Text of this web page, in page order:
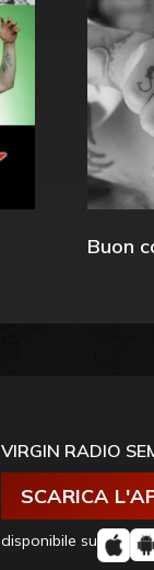
Buon
VIRGIN RADIO
SCARICA
disponibile su